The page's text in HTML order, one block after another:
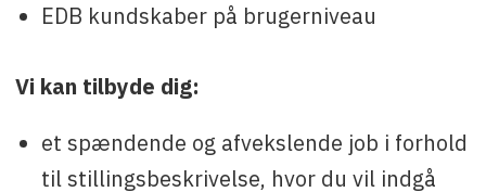
EDB kundskaber på brugerniveau
Vi kan tilbyde dig:
et spændende og afvekslende job i forhold
til stillingsbeskrivelse, hvor du vil indgå